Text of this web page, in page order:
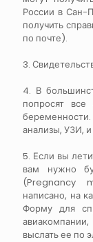
России в Сан-
получить
по почте).
3.
4. В
попросят
беременности.
анализы, УЗИ, и
5. Если вы
вам нужно
(Pregnancy
написано, на
Форму для
выслать ее по